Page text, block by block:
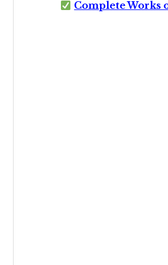
Complete Works